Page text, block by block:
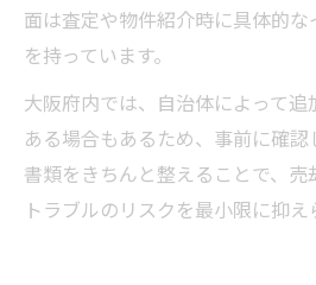
面は査定や物件紹介時に具体的
を持っています。
大阪府内では、自治体によって
ある場合もあるため、事前に確
書類をきちんと整えることで、売
トラブルのリスクを最小限に抑え